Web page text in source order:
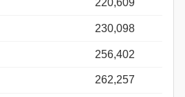
220,609
230,098
256,402
262,257